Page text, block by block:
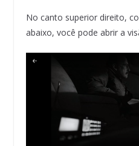
No canto superior direito,
abaixo, você pode abrir a